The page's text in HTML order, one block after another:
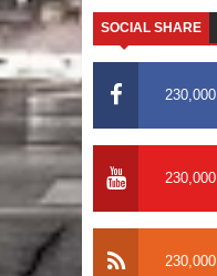
SOCIAL SHARE
230,000
230,000
230,000